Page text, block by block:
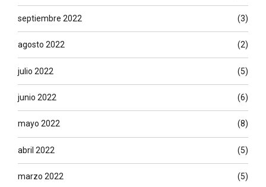
septiembre 2022 (3)
agosto 2022 (2)
julio 2022 (5)
junio 2022 (6)
mayo 2022 (8)
abril 2022 (5)
marzo 2022 (5)